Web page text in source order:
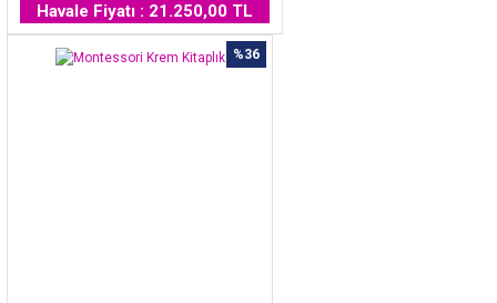
Havale Fiyatı : 21.250,00 TL
%36